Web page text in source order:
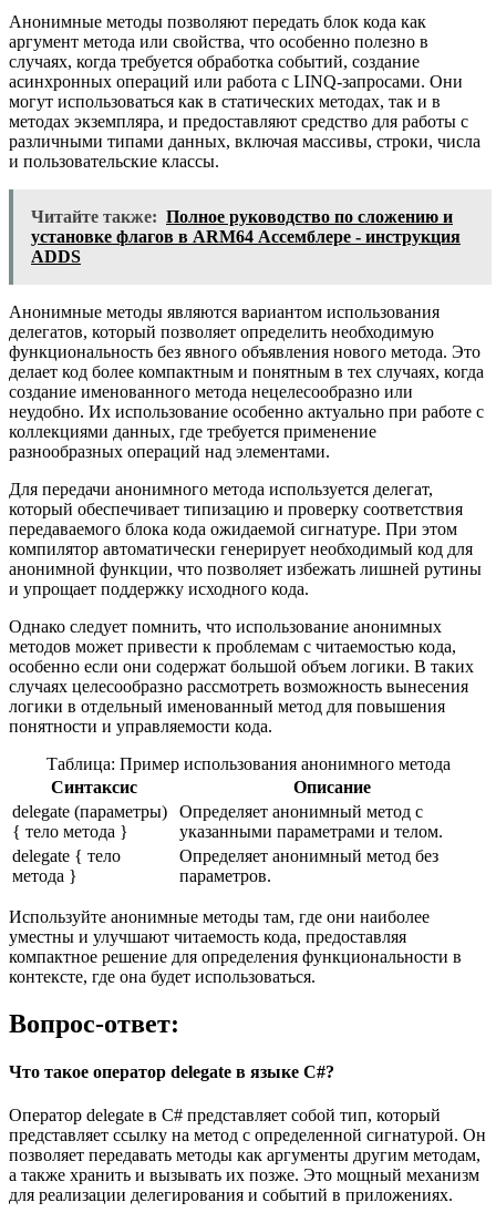
Анонимные методы позволяют передать блок кода как
аргумент метода или свойства, что особенно полезно в
случаях, когда требуется обработка событий, создание
асинхронных операций или работа с LINQ-запросами. Они
могут использоваться как в статических методах, так и в
методах экземпляра, и предоставляют средство для работы с
различными типами данных, включая массивы, строки, числа
и пользовательские классы.
Читайте также: Полное руководство по сложению и
установке флагов в ARM64 Ассемблере - инструкция
ADDS
Анонимные методы являются вариантом использования
делегатов, который позволяет определить необходимую
функциональность без явного объявления нового метода. Это
делает код более компактным и понятным в тех случаях, когда
создание именованного метода нецелесообразно или
неудобно. Их использование особенно актуально при работе с
коллекциями данных, где требуется применение
разнообразных операций над элементами.
Для передачи анонимного метода используется делегат,
который обеспечивает типизацию и проверку соответствия
передаваемого блока кода ожидаемой сигнатуре. При этом
компилятор автоматически генерирует необходимый код для
анонимной функции, что позволяет избежать лишней рутины
и упрощает поддержку исходного кода.
Однако следует помнить, что использование анонимных
методов может привести к проблемам с читаемостью кода,
особенно если они содержат большой объем логики. В таких
случаях целесообразно рассмотреть возможность вынесения
логики в отдельный именованный метод для повышения
понятности и управляемости кода.
Таблица: Пример использования анонимного метода
Синтаксис
Описание
delegate (параметры)
{ тело метода }
Определяет анонимный метод с
указанными параметрами и телом.
delegate { тело
метода }
Определяет анонимный метод без
параметров.
Используйте анонимные методы там, где они наиболее
уместны и улучшают читаемость кода, предоставляя
компактное решение для определения функциональности в
контексте, где она будет использоваться.
Вопрос-ответ:
Что такое оператор delegate в языке C#?
Оператор delegate в C# представляет собой тип, который
представляет ссылку на метод с определенной сигнатурой. Он
позволяет передавать методы как аргументы другим методам,
а также хранить и вызывать их позже. Это мощный механизм
для реализации делегирования и событий в приложениях.